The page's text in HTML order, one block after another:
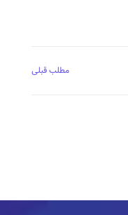
مطلب قبلی